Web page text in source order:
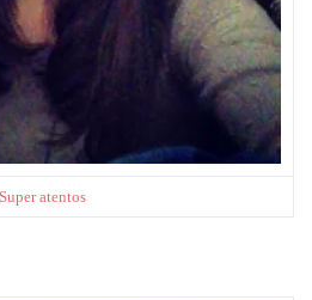
Super atentos